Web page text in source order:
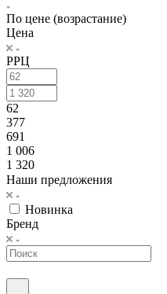
По цене (возрастание)
Цена
РРЦ
62
377
691
1 006
1 320
Наши предложения
Новинка
Бренд